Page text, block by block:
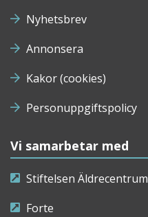
Nyhetsbrev
Annonsera
Kakor (cookies)
Personuppgiftspolicy
Vi samarbetar med
Stiftelsen Äldrecentrum
Forte